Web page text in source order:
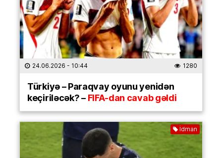
24.06.2026 - 10:44 1280
Türkiyə – Paraqvay oyunu yenidən
keçiriləcək? –FIFA-dan cavab gəldi
İdman